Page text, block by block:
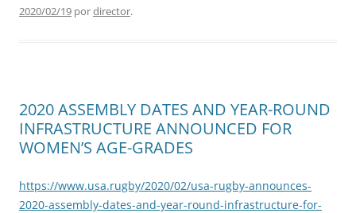
2020/02/19 pordirector.
2020 ASSEMBLY DATES AND YEAR-ROUND
INFRASTRUCTURE ANNOUNCED FOR
WOMEN’S AGE-GRADES
https://www.usa.rugby/2020/02/usa-rugby-announces-
2020-assembly-dates-and-year-round-infrastructure-for-